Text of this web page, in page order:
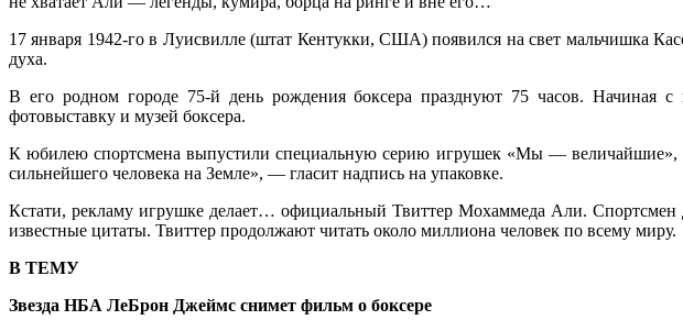
17 января 1942-го в Луисвилле (штат Кентукки, США) появился на свет мальчишка
духа.
В его родном городе 75-й день рождения боксера празднуют 75 часов. Начиная
фотовыставку и музей боксера.
К юбилею спорт­смена выпустили специальную серию игрушек «Мы —
сильнейшего человека на Земле», — гласит надпись на упаковке.
Кстати, рекламу игрушке делает… официальный Твиттер Мохаммеда Али. Спорт­смен
известные цитаты. Твиттер продолжают читать около миллиона человек по всему миру.
В ТЕМУ
Звезда НБА ЛеБрон Джеймс снимет фильм о боксере